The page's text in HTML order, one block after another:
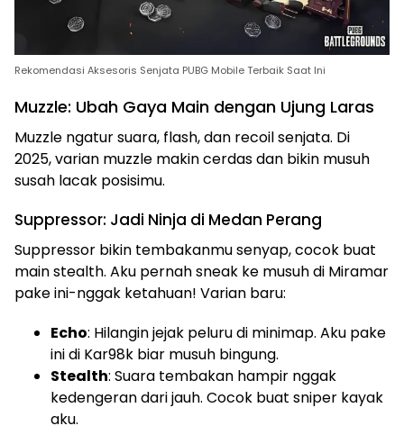
Rekomendasi Aksesoris Senjata PUBG Mobile Terbaik Saat Ini
Muzzle: Ubah Gaya Main dengan Ujung Laras
Muzzle ngatur suara, flash, dan recoil senjata. Di
2025, varian muzzle makin cerdas dan bikin musuh
susah lacak posisimu.
Suppressor: Jadi Ninja di Medan Perang
Suppressor bikin tembakanmu senyap, cocok buat
main stealth. Aku pernah sneak ke musuh di Miramar
pake ini-nggak ketahuan! Varian baru:
Echo: Hilangin jejak peluru di minimap. Aku pake
ini di Kar98k biar musuh bingung.
Stealth: Suara tembakan hampir nggak
kedengeran dari jauh. Cocok buat sniper kayak
aku.